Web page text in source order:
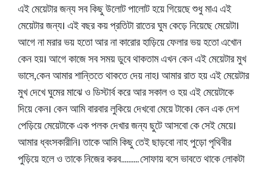
এই মেয়েটার জন্য সব কিছু উলোট পালোট হয়ে গিয়েছে শুধু মাএ এই
মেয়েটার জন্য। এই বছর কয় প্রতিটা রাতের ঘুম কেড়ে নিয়েছে মেয়েটা।
আগে না মরার ভয় হতো আর না কারোর হাড়িয়ে ফেলার ভয় হতো এখোন
কেন হয়। আগে কাজে সব সময় ডুবে থাকতাম এখন কেন এই মেয়েটার মুখ
ভাসে,কেন আমার শান্তিতে থাকতে দেয় নাহ। আমার রাত হয় এই মেয়েটার
মুখ দেখে ঘুমের মাঝে ও ডিস্টার্ব করে আর সকাল ও হয় এই মেয়েটাকে
দিয়ে কেন। কেন আমি বারবার লুকিয়ে দেখবো মেয়ে টাকে। কেন এক দেশ
পেড়িয়ে মেয়েটাকে এক পলক দেখার জন্য ছুটে আসবো কে সেই মেয়ে।
আমার ধ্বংসকারীনি। তাকে আমি কিছু তেই ছাড়বো নাহ পুড়ো পৃথিবীর
পুড়িয়ে হলে ও তাকে নিজের করব.......... সোফায় বসে ভাবতে থাকে লোকটা